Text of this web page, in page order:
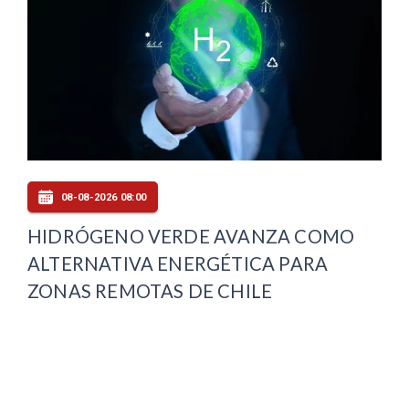
08-08-2026 08:00
HIDRÓGENO VERDE AVANZA COMO
ALTERNATIVA ENERGÉTICA PARA
ZONAS REMOTAS DE CHILE